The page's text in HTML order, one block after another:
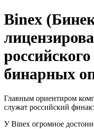
Binex
бинарных
Главным ориентиром
служат российский
У Binex огромное